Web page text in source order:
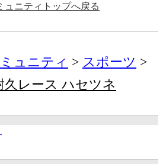
ュニティトップへ戻る
ュニティ
スポーツ
久レース ハセツネ